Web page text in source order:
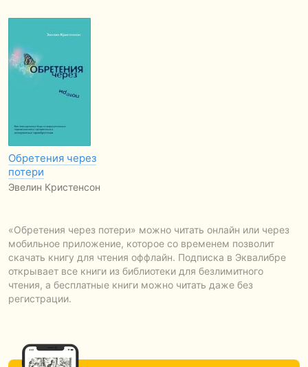
Обретения через
потери
Эвелин Кристенсон
«Обретения через потери» можно читать онлайн или через
мобильное приложение, которое со временем позволит
скачать книгу для чтения оффлайн. Подписка в Эквалибре
открывает все книги из библиотеки для безлимитного
чтения, а бесплатные книги можно читать даже без
регистрации.